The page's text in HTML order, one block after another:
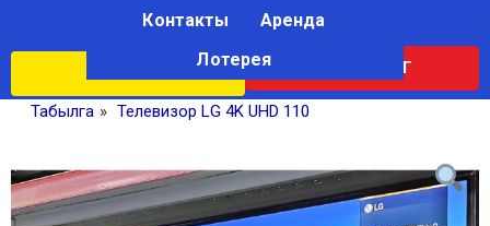
КАТАЛОГ
Контакты
Аренда
Лотерея
Табылга » Телевизор LG 4K UHD 110